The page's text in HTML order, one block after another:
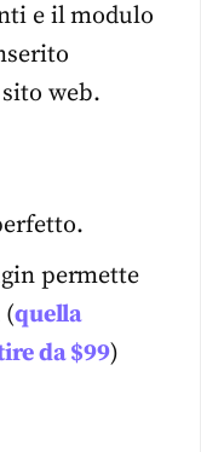
e il modulo
web.
permette
(quella
da $99)